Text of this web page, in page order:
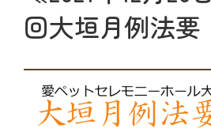
回大垣月例法要